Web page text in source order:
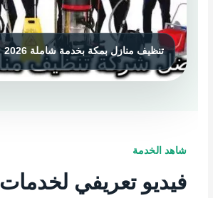
شاهد الخدمة
فيديو تعريفي لخدمات